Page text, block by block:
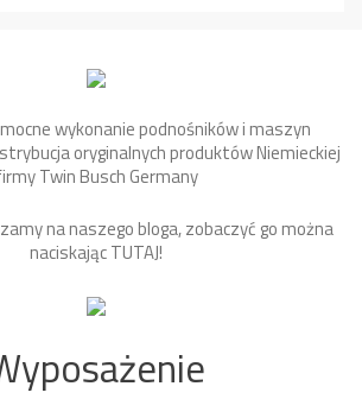
wykonanie podnośników i maszyn
oryginalnych produktów Niemieckiej
Twin Busch Germany
na naszego bloga, zobaczyć go można
naciskającTUTAJ!